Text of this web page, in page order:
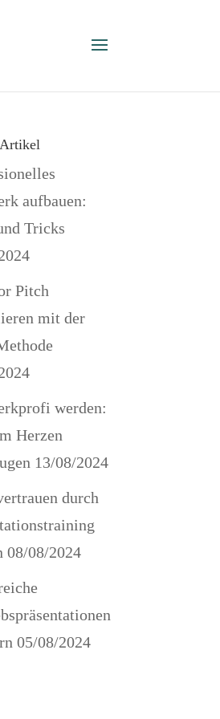
aufbauen:
Tricks
Pitch
mit der
werden:
Herzen
13/08/2024
durch
08/08/2024
05/08/2024